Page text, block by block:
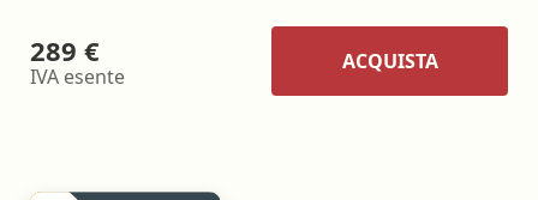
289 €
IVA esente
ACQUISTA